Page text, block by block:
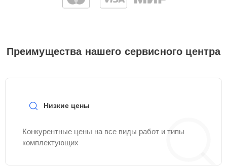
Преимущества нашего сервисного центра
Низкие цены
Конкурентные цены на все виды работ и типы
комплектующих